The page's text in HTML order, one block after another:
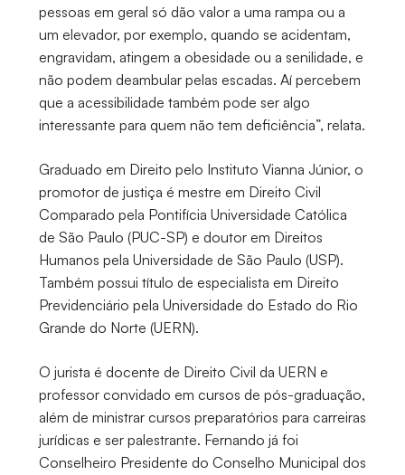
pessoas em geral só dão valor a uma rampa ou a
um elevador, por exemplo, quando se acidentam,
engravidam, atingem a obesidade ou a senilidade, e
não podem deambular pelas escadas. Aí percebem
que a acessibilidade também pode ser algo
interessante para quem não tem deficiência”, relata.
Graduado em Direito pelo Instituto Vianna Júnior, o
promotor de justiça é mestre em Direito Civil
Comparado pela Pontifícia Universidade Católica
de São Paulo (PUC-SP) e doutor em Direitos
Humanos pela Universidade de São Paulo (USP).
Também possui título de especialista em Direito
Previdenciário pela Universidade do Estado do Rio
Grande do Norte (UERN).
O jurista é docente de Direito Civil da UERN e
professor convidado em cursos de pós-graduação,
além de ministrar cursos preparatórios para carreiras
jurídicas e ser palestrante. Fernando já foi
Conselheiro Presidente do Conselho Municipal dos